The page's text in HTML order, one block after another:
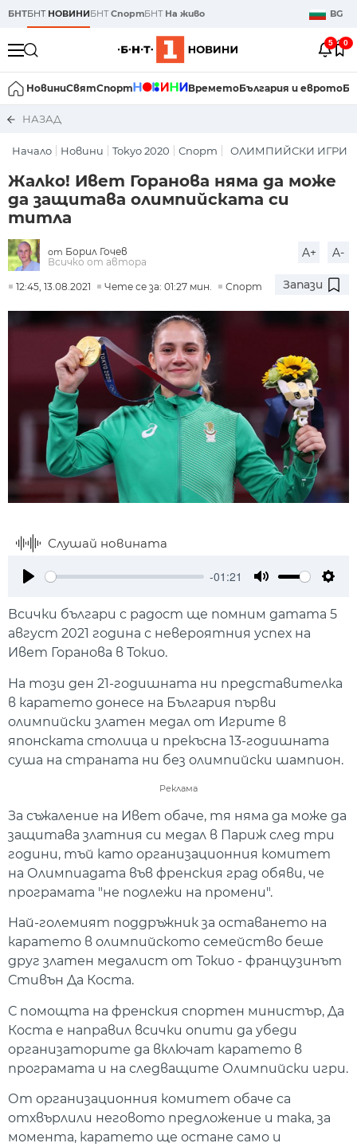
БНТБНТ НОВИНИБНТСпортБНТ На живо BG
5 0
НовиниСвятСпорт ВреметоБългария и еврото
НАЗАД
Начало Новини Tokyo 2020 Спорт ОЛИМПИЙСКИ ИГРИ
Жалко! Ивет Горанова няма да може
да защитава олимпийската си
титла
от Борил Гочев
Всичко от автора
A+ A-
12:45, 13.08.2021 Чете се за: 01:27 мин. Спорт Запази
Слушай новината
-01:21
Всички българи с радост ще помним датата 5
август 2021 година с невероятния успех на
Ивет Горанова в Токио.
На този ден 21-годишната ни представителка
в каратето донесе на България първи
олимпийски златен медал от Игрите в
японската столица и прекъсна 13-годишната
суша на страната ни без олимпийски шампион.
Реклама
За съжаление на Ивет обаче, тя няма да може да
защитава златния си медал в Париж след три
години, тъй като организационния комитет
на Олимпиадата във френския град обяви, че
програмата "не подлежи на промени".
Най-големият поддръжник за оставането на
каратето в олимпийското семейство беше
друг златен медалист от Токио - французинът
Стивън Да Коста.
С помощта на френския спортен министър, Да
Коста е направил всички опити да убеди
организаторите да включат каратето в
програмата и на следващите Олимпийски игри.
От организационния комитет обаче са
отхвърлили неговото предложение и така, за
момента, каратето ще остане само и